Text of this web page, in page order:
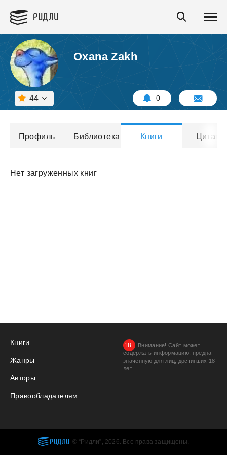
РИДЛИ
Оxana Zakh
44 0
Профиль Библиотека Книги Цитаты
Нет загруженных книг
Книги
Жанры
Авторы
Правообладателям
Внимание! Сайт может
содержать информацию, предна­
значенную для лиц, дости­гших 18
лет.
РИДЛИ © “Ридли”, 2026. Все права защищены.